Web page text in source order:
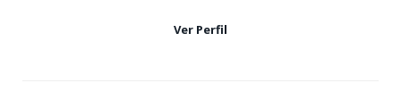
Ver Perfil